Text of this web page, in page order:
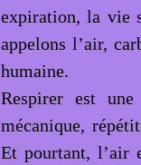
expiration, la vie
appelons l’air,
humaine.
Respirer est
mécanique,
Et pourtant, l’air